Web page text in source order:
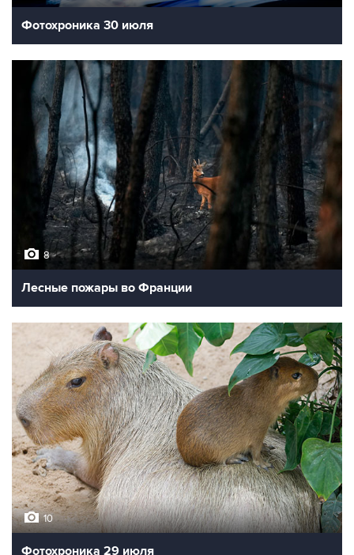
Фотохроника 30 июля
8
Лесные пожары во Франции
10
Фотохроника 29 июля